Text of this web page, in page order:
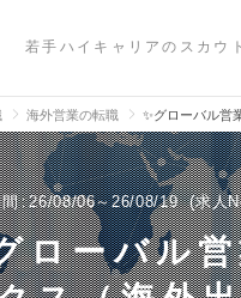
若手ハイキャリアのスカウ
海外営業の転職 ✨グローバル営
26/08/06～26/08/19 求人
ローバル